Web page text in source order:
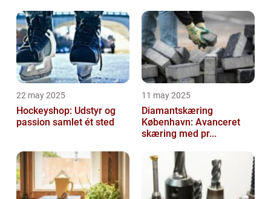
22 may 2025
Hockeyshop: Udstyr og
passion samlet ét sted
11 may 2025
Diamantskæring
København: Avanceret
skæring med pr...